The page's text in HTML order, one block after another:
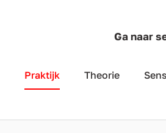
Ga naar
Praktijk Theorie